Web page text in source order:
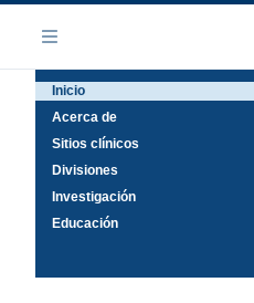
contenido
principal
Navegación
Menú
Inicio
Acerca de
Sitios clínicos
Divisiones
Investigación
Educación